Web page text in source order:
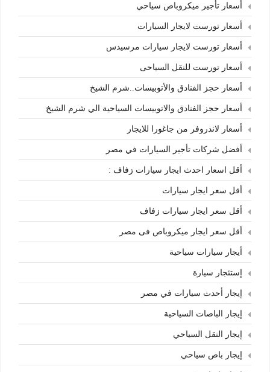
أسعار تأجير ميكروباص سياحي
أسعار تورست لايجار السيارات
أسعار تورست لايجار سيارات مرسيدس
أسعار تورست للنقل السياحى
أسعار حجز الفنادق والأتوبيسات..شرم الشيخ
أسعار حجز الفنادق والاتوبيسات السياحية الي شرم الشيخ
أسعار لاندروفر من جاغورا للايجار
أفضل شركات تأجير السيارات في مصر
أقل اسعار احدث ايجار سيارات زفاف :
أقل سعر ايجار سيارات
أقل سعر ايجار سيارات زفاف
أقل سعر ايجار ميكروباص فى مصر
أيجار سيارات سياحية
إستئجار سيارة
إيجار أحدث سيارات في مصر
إيجار الباصات السياحية
إيجار النقل السياحي
إيجار باص سياحي